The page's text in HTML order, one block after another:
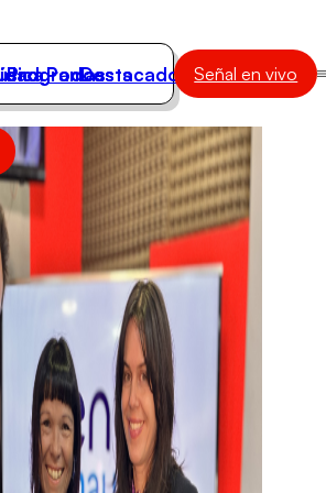
Programas
Podcasts
Destacados Señal en vivo